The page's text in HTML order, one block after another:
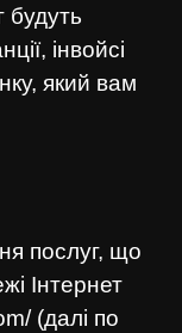
будуть
інвойсі
який вам
послуг, що
Інтернет
(далі по